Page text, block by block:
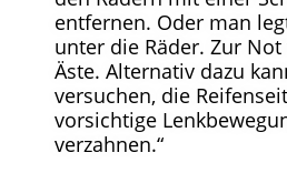
entfernen. Oder man
unter die Räder. Zur
Äste. Alternativ dazu
versuchen, die
vorsichtige
verzahnen.“